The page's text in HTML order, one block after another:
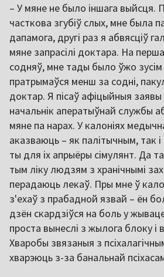
– У мяне не было іншага выйсця.
часткова згубіў слых, мне была
дапамога, другі раз я абвясціў
мяне запрасілі доктара. На
содняў, мне тады было ўжо зусім
пратрымаўся менш за содні,
доктар. Я пісаў афіцыйныя
начальнік аператыўнай службы
мяне па нарах. У калоніях
аказваюць – як палітычным, так
ты для іх апрыёры сімулянт. Да
тым ліку людзям з хранічнымі
перадаюць лекаў. Пры мне ў
з'ехаў з прабадной язвай – ён
дзён скардзіўся на боль у
проста вынеслі з жылога блоку і
Хваробы звязаныя з
хварэюць з-за банальнай